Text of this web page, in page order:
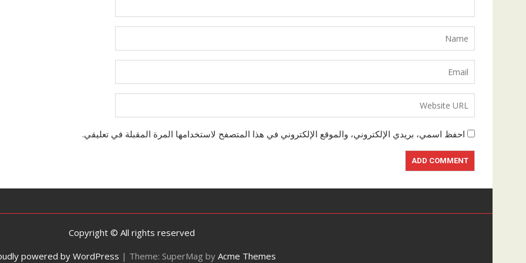
احفظ اسمي، بريدي الإلكتروني، والموقع الإلكتروني في هذا المتصفح لاستخدامها المرة المقبلة في تعليقي.
Copyright © All rights reserved
powered by WordPress | Theme: SuperMag by Acme Themes